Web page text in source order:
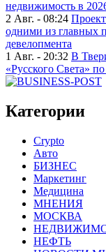
недвижимость в
2 Авг. - 08:24
одними из главных
девелопмента
1 Авг. - 20:32 В
«Русского Света»
Категории
Crypto
Авто
БИЗНЕС
Маркетинг
Медицина
МНЕНИЯ
МОСКВА
НЕФТЬ